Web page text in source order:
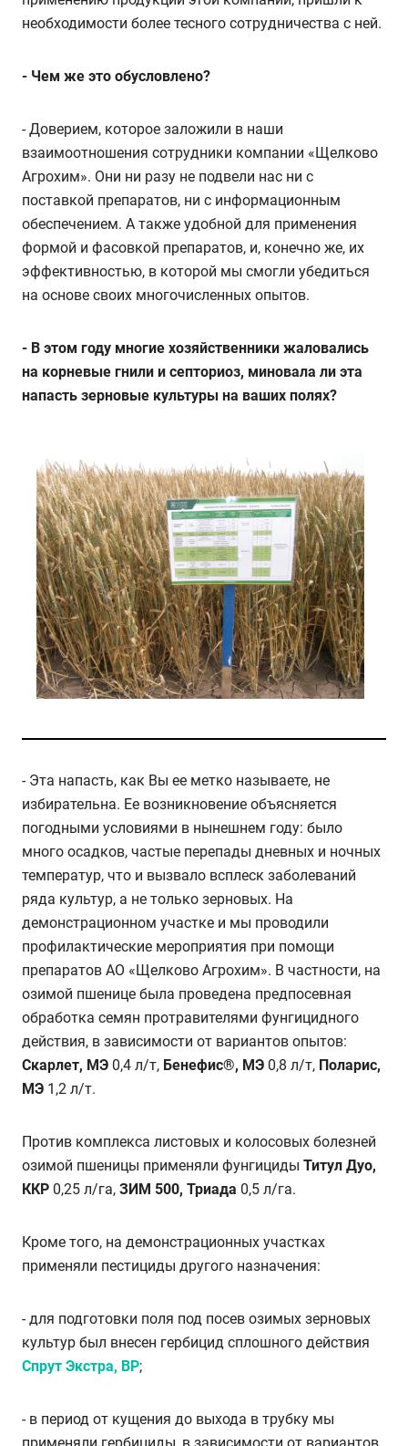
необходимости более тесного сотрудничества с ней.
- Чем же это обусловлено?
- Доверием, которое заложили в наши
взаимоотношения сотрудники компании «Щелково
Агрохим». Они ни разу не подвели нас ни с
поставкой препаратов, ни с информационным
обеспечением. А также удобной для применения
формой и фасовкой препаратов, и, конечно же, их
эффективностью, в которой мы смогли убедиться
на основе своих многочисленных опытов.
- В этом году многие хозяйственники жаловались
на корневые гнили и септориоз, миновала ли эта
напасть зерновые культуры на ваших полях?
- Эта напасть, как Вы ее метко называете, не
избирательна. Ее возникновение объясняется
погодными условиями в нынешнем году: было
много осадков, частые перепады дневных и ночных
температур, что и вызвало всплеск заболеваний
ряда культур, а не только зерновых. На
демонстрационном участке и мы проводили
профилактические мероприятия при помощи
препаратов АО «Щелково Агрохим». В частности, на
озимой пшенице была проведена предпосевная
обработка семян протравителями фунгицидного
действия, в зависимости от вариантов опытов:
Скарлет, МЭ 0,4 л/т, Бенефис®, МЭ 0,8 л/т, Поларис,
МЭ 1,2 л/т.
Против комплекса листовых и колосовых болезней
озимой пшеницы применяли фунгициды Титул Дуо,
ККР 0,25 л/га, ЗИМ 500, Триада 0,5 л/га.
Кроме того, на демонстрационных участках
применяли пестициды другого назначения:
- для подготовки поля под посев озимых зерновых
культур был внесен гербицид сплошного действия
Спрут Экстра, ВР;
- в период от кущения до выхода в трубку мы